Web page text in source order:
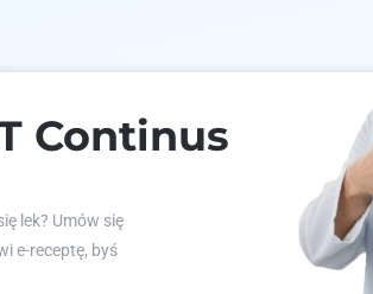
Continus
lek? Umów się
e-receptę, byś